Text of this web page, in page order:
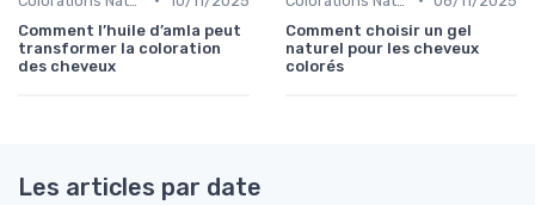
Comment l’huile d’amla peut
transformer la coloration
des cheveux
Comment choisir un gel
naturel pour les cheveux
colorés
Les articles par date